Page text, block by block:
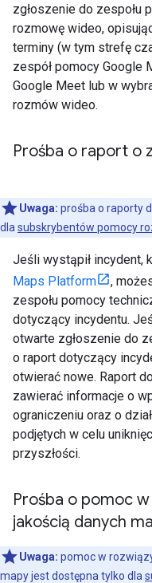
zgłoszenie do zespołu
rozmowę wideo,
terminy (w tym strefę
zespół pomocy Google
Google Meet lub w
rozmów wideo.
Prośba o raport o
Uwaga: prośba o raporty
dla subskrybentów pomocy
Jeśli wystąpił incydent,
Maps Platform
,
zespołu pomocy
dotyczący incydentu.
otwarte zgłoszenie do
o raport dotyczący
otwierać nowe. Raport
zawierać informacje o
ograniczeniu oraz o
podjętych w celu
przyszłości.
Prośba o pomoc
jakością danych
Uwaga: pomoc w
mapy jest dostępna tylko dla